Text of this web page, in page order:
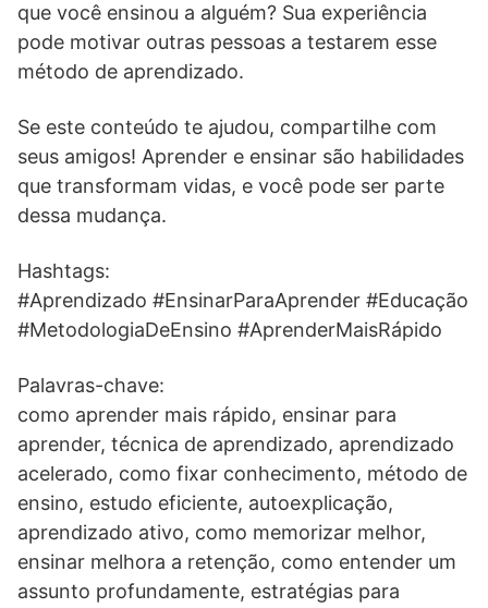
que você ensinou a alguém? Sua experiência
pode motivar outras pessoas a testarem esse
método de aprendizado.
Se este conteúdo te ajudou, compartilhe com
seus amigos! Aprender e ensinar são habilidades
que transformam vidas, e você pode ser parte
dessa mudança.
Hashtags:
#Aprendizado #EnsinarParaAprender #Educação
#MetodologiaDeEnsino #AprenderMaisRápido
Palavras-chave:
como aprender mais rápido, ensinar para
aprender, técnica de aprendizado, aprendizado
acelerado, como fixar conhecimento, método de
ensino, estudo eficiente, autoexplicação,
aprendizado ativo, como memorizar melhor,
ensinar melhora a retenção, como entender um
assunto profundamente, estratégias para